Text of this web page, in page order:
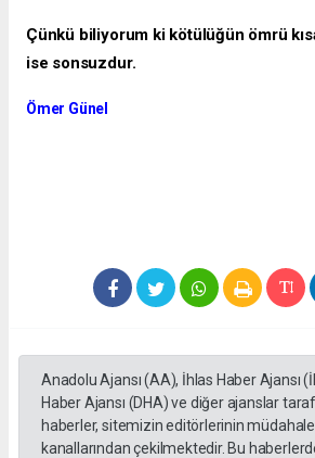
Çünkü biliyorum ki kötülüğün ömrü
ise sonsuzdur.
Ömer Günel
Anadolu Ajansı (AA), İhlas Haber Ajansı
Haber Ajansı (DHA) ve diğer ajanslar
haberler, sitemizin editörlerinin
kanallarından çekilmektedir. Bu